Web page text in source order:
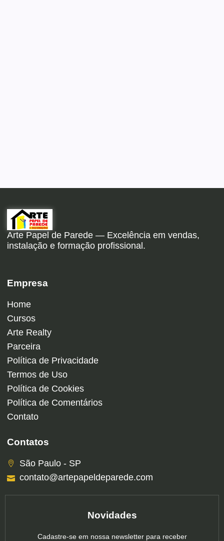
Arte Papel de Parede — Excelência em vendas,
instalação e formação profissional.
Empresa
Home
Cursos
Arte Realty
Parceira
Política de Privacidade
Termos de Uso
Política de Cookies
Política de Comentários
Contato
Contatos
São Paulo - SP
contato@artepapeldeparede.com
Novidades
Cadastre-se em nossa newsletter para receber